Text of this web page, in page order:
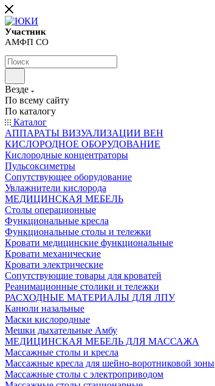
Участник
АМФП СО
Везде
По всему сайту
По каталогу
Каталог
АППАРАТЫ ВИЗУАЛИЗАЦИИ ВЕН
КИСЛОРОДНОЕ ОБОРУДОВАНИЕ
Кислородные концентраторы
Пульсоксиметры
Сопутствующее оборудование
Увлажнители кислорода
МЕДИЦИНСКАЯ МЕБЕЛЬ
Столы операционные
Функциональные кресла
Функциональные столы и тележки
Кровати медицинские функциональные
Кровати механические
Кровати электрические
Сопутствующие товары для кроватей
Реанимационные столики и тележки
РАСХОДНЫЕ МАТЕРИАЛЫ ДЛЯ ЛПУ
Канюли назальные
Маски кислородные
Мешки дыхательные Амбу
МЕДИЦИНСКАЯ МЕБЕЛЬ ДЛЯ МАССАЖА
Массажные столы и кресла
Массажные кресла для шейно-воротниковой зоны
Массажные столы с электроприводом